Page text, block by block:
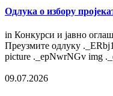
Одлука о избору
in Конкурси и јавно
Преузмите одлуку
picture ._epNwrNGv img
09.07.2026